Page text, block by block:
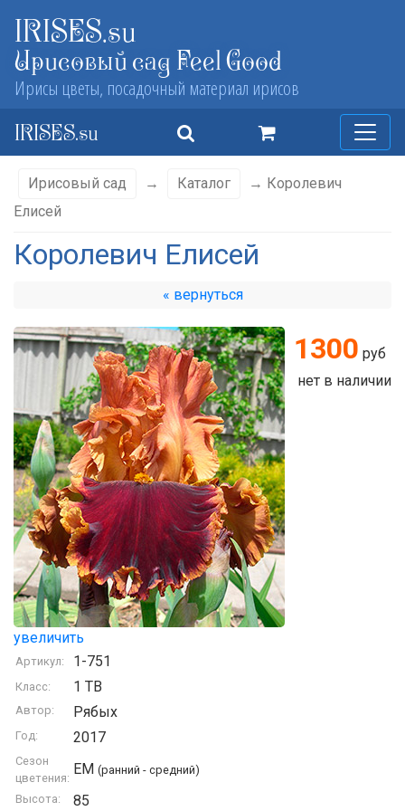
IRISES.su
Ирисовый сад Feel Good
Ирисы цветы, посадочный материал ирисов
IRISES.su
Ирисовый сад → Каталог
→ Королевич
Елисей
Королевич Елисей
« вернуться
увеличить
1300 руб
нет в наличии
Артикул: 1-751
Класс: 1 TB
Автор: Рябых
Год: 2017
Сезон
цветения:
EM (ранний - средний)
Высота: 85